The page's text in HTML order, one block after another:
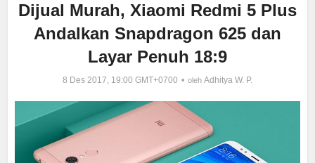
Dijual Murah, Xiaomi Redmi 5 Plus
Andalkan Snapdragon 625 dan
Layar Penuh 18:9
8 Des 2017, 19:00 GMT+0700 oleh Adhitya W. P.